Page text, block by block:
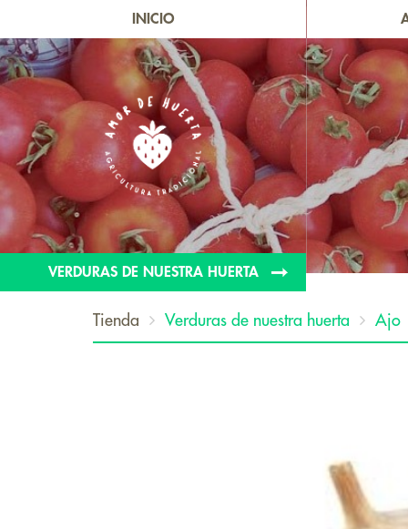
INICIO
VERDURAS DE NUESTRA HUERTA
Tienda Verduras de nuestra huerta Ajo